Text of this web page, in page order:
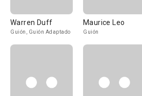
Warren Duff
Guión, Guión Adaptado
Maurice Leo
Guión